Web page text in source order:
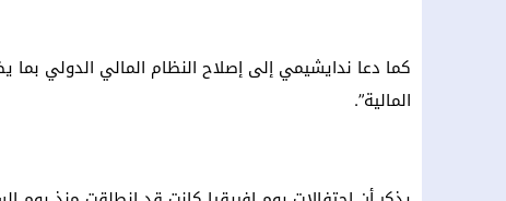
كما دعا ندايشيمي إلى إصلاح النظام المالي الدولي بما
المالية”.